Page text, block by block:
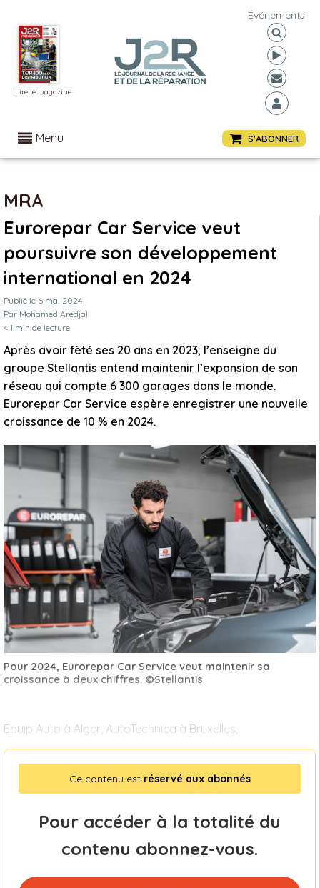
Lire le magazine
Événements
Menu S'ABONNER
MRA
Eurorepar Car Service veut
poursuivre son développement
international en 2024
Publié le 6 mai 2024
Par Mohamed Aredjal
< 1 min de lecture
Après avoir fêté ses 20 ans en 2023, l’enseigne du
groupe Stellantis entend maintenir l’expansion de son
réseau qui compte 6 300 garages dans le monde.
Eurorepar Car Service espère enregistrer une nouvelle
croissance de 10 % en 2024.
Pour 2024, Eurorepar Car Service veut maintenir sa
croissance à deux chiffres. ©Stellantis
Equip Auto à Alger, AutoTechnica à Bruxelles,
Ce contenu est réservé aux abonnés
Pour accéder à la totalité du
contenu abonnez-vous.